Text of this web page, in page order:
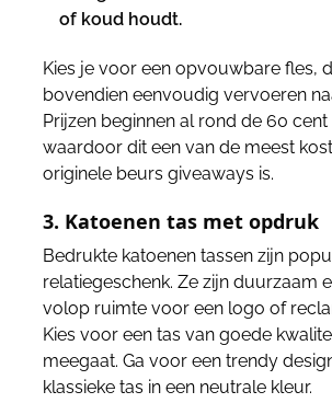
of koud houdt.
Kies je voor een opvouwbare fles,
bovendien eenvoudig vervoeren
Prijzen beginnen al rond de 60 cent
waardoor dit een van de meest
originele beurs giveaways is.
3. Katoenen tas met opdruk
Bedrukte katoenen tassen zijn
relatiegeschenk. Ze zijn duurzaam
volop ruimte voor een logo of
Kies voor een tas van goede
meegaat. Ga voor een trendy
klassieke tas in een neutrale kleur.